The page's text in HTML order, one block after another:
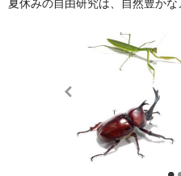
夏休みの自由研究は、自然豊かな